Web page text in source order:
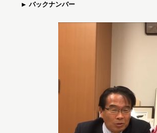
バックナンバー